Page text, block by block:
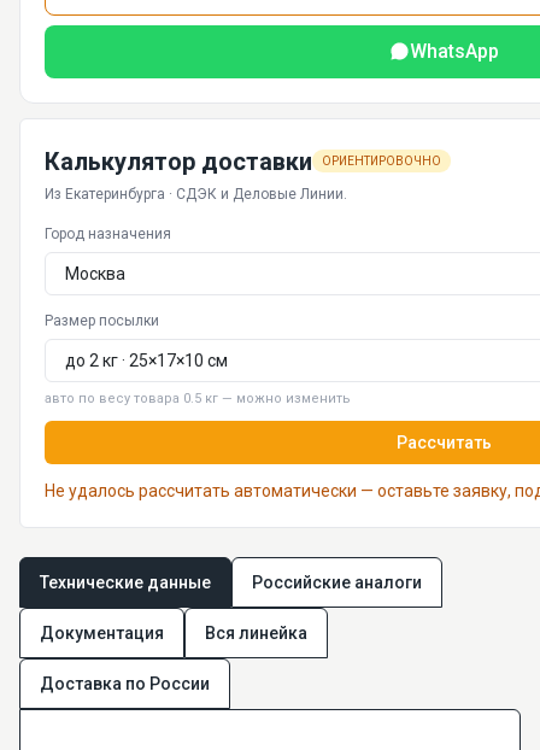
WhatsApp
Калькулятор доставки ОРИЕНТИРОВОЧНО
Из Екатеринбурга · СДЭК и Деловые Линии.
Город назначения
Размер посылки
авто по весу товара 0.5 кг — можно изменить
Рассчитать
Не удалось рассчитать автоматически — оставьте заявку,
Технические данные Российские аналоги
Документация Вся линейка
Доставка по России